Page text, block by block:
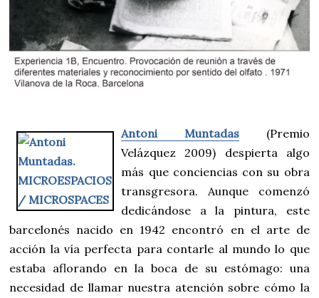
Antoni Muntadas (Premio
Velázquez 2009) despierta algo
más que conciencias con su obra
transgresora. Aunque comenzó
dedicándose a la pintura, este
barcelonés nacido en 1942 encontró en el arte de
acción la vía perfecta para contarle al mundo lo que
estaba aflorando en la boca de su estómago: una
necesidad de llamar nuestra atención sobre cómo la